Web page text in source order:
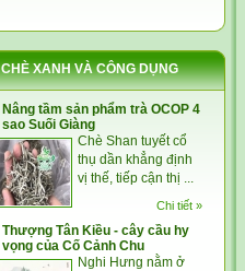
CHÈ XANH VÀ CÔNG DỤNG
Nâng tầm sản phẩm trà OCOP 4
sao Suối Giàng
Chè Shan tuyết cổ
thụ dần khẳng định
vị thế, tiếp cận thị ...
Chi tiết »
Thượng Tân Kiều - cây cầu hy
vọng của Cố Cảnh Chu
Nghi Hưng nằm ở